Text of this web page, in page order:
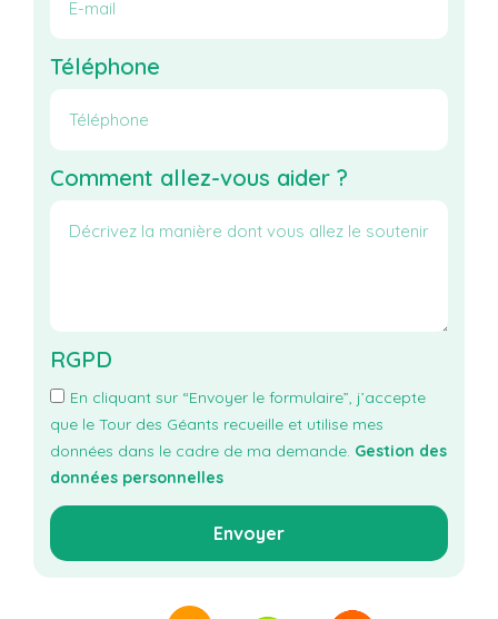
Téléphone
Comment allez-vous aider ?
RGPD
En cliquant sur “Envoyer le formulaire”, j’accepte
que le Tour des Géants recueille et utilise mes
données dans le cadre de ma demande. Gestion des
données personnelles
Envoyer